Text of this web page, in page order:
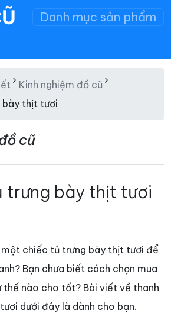
Danh mục sản phẩm
Kinh nghiệm đồ cũ
bày thịt tươi
cũ
trưng bày thịt tươi
một chiếc tủ trưng bày thịt tươi để
Bạn chưa biết cách chọn mua
thế nào cho tốt? Bài viết về thanh
dưới đây là dành cho bạn.